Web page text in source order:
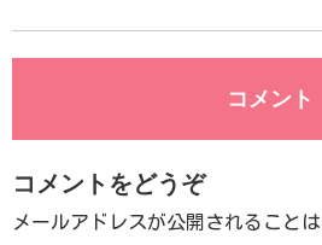
コメント
コメントをどうぞ
メールアドレスが公開されることは